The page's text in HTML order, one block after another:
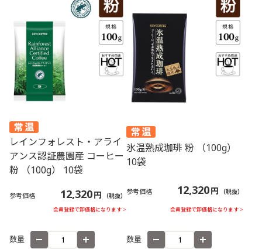
レインフォレスト・アライ
アンス認証農園産 コーヒー
粉 （100g） 10袋
参考価格 12,320円 （税抜）
会員登録で卸価格になります >
数量
氷温熟成珈琲 粉 （100g）
10袋
参考価格 12,320円 （税抜）
会員登録で卸価格になります >
数量